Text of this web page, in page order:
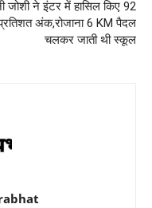
जोशी ने इंटर में हासिल किए 92
अंक,रोजाना 6 KM पैदल
चलकर जाती थी स्कूल